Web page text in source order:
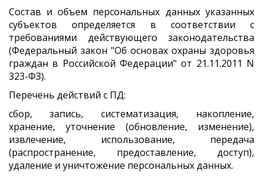
Состав и объем персональных данных указанных
субъектов определяется в соответствии с
требованиями действующего законодательства
(Федеральный закон "Об основах охраны здоровья
граждан в Российской Федерации" от 21.11.2011 N
323-ФЗ).
Перечень действий с ПД:
сбор, запись, систематизация, накопление,
хранение, уточнение (обновление, изменение),
извлечение, использование, передача
(распространение, предоставление, доступ),
удаление и уничтожение персональных данных.